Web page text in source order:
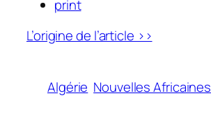
print
L’origine de l’article >>
Algérie Nouvelles Africaines